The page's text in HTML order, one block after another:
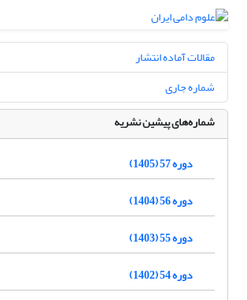
مقالات آماده انتشار
شماره جاری
شماره‌های پیشین نشریه
دوره 57 (1405)
دوره 56 (1404)
دوره 55 (1403)
دوره 54 (1402)